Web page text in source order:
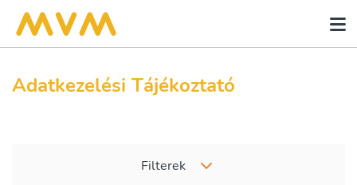
Adatkezelési Tájékoztató
Filterek